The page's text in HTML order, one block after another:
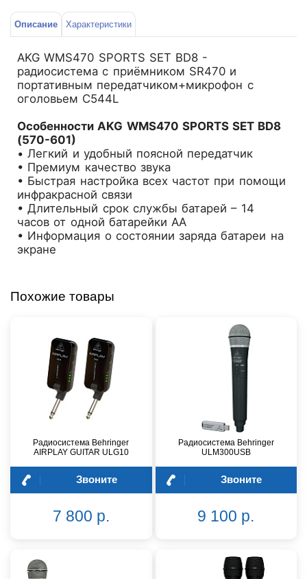
Описание Характеристики
AKG WMS470 SPORTS SET BD8 -
радиосистема с приёмником SR470 и
портативным передатчиком+микрофон с
оголовьем C544L
Особенности AKG WMS470 SPORTS SET BD8
(570-601)
• Легкий и удобный поясной передатчик
• Премиум качество звука
• Быстрая настройка всех частот при помощи
инфракрасной связи
• Длительный срок службы батарей – 14
часов от одной батарейки АА
• Информация о состоянии заряда батареи на
экране
Похожие товары
Радиосистема Behringer
AIRPLAY GUITAR ULG10
Звоните
7 800 р.
Радиосистема Behringer
ULM300USB
Звоните
9 100 р.